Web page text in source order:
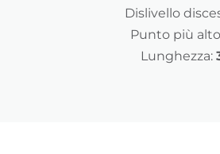
Dislivello
Punto più
Lunghezza: